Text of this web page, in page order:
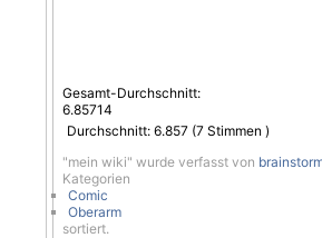
Gesamt-Durchschnitt:
6.85714
Durchschnitt: 6.857 (7 Stimmen )
"mein wiki" wurde verfasst von
Kategorien
Comic
Oberarm
sortiert.